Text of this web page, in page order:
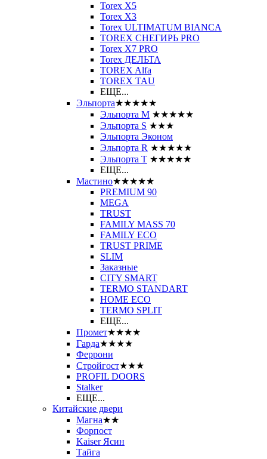
Torex Х5
Torex Х3
Torex ULTIMATUM BIANCA
TOREX СНЕГИРЬ PRO
Torex X7 PRO
Torex ДЕЛЬТА
TOREX Alfa
TOREX TAU
ЕЩЕ...
Эльпорта★★★★★
Эльпорта M ★★★★★
Эльпорта S ★★★
Эльпорта Эконом
Эльпорта R ★★★★★
Эльпорта Т ★★★★★
ЕЩЕ...
Мастино★★★★★
PREMIUM 90
MEGA
TRUST
FAMILY MASS 70
FAMILY ECO
TRUST PRIME
SLIM
Заказные
CITY SMART
TERMO STANDART
HOME ECO
ТЕRМО SPLIT
ЕЩЕ...
Промет★★★★
Гарда★★★★
Феррони
Стройгост★★★
PROFIL DOORS
Stalker
ЕЩЕ...
Китайские двери
Магна★★
Форпост
Kaiser Ясин
Тайга